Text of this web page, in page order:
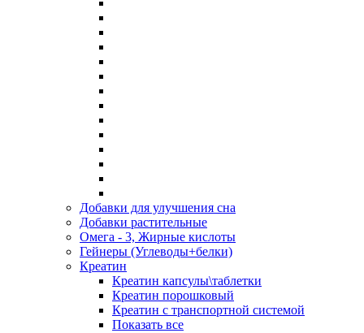
Добавки для улучшения сна
Добавки растительные
Омега - 3, Жирные кислоты
Гейнеры (Углеводы+белки)
Креатин
Креатин капсулы\таблетки
Креатин порошковый
Креатин с транспортной системой
Показать все